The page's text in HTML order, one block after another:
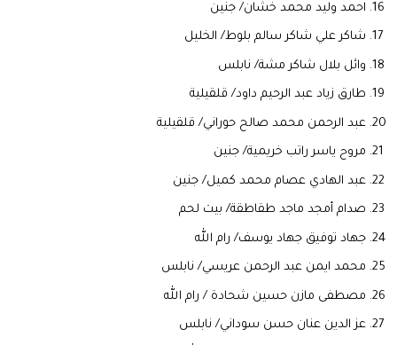
احمد وليد محمد خشان/ جنين
شاكر علي شاكر سالم بلوط/ الخليل
وائل بلال شاكر مشة/ نابلس
طارق زياد عبد الرحيم داود/ قلقيلية
عبد الرحمن محمد صالح حوراني/ قلقيلية
مروح ياسر راتب خريمية/ جنين
عبد الهادي عصام محمد كميل/ جنين
صدام أمجد ماجد طقاطقة/ بيت لحم
جهاد توفيق جهاد يوسف/ رام الله
محمد ايمن عبد الرحمن عريسي/ نابلس
مصطفى مازن حسين شحادة / رام الله
عز الدين عنان حسن سوداني/ نابلس